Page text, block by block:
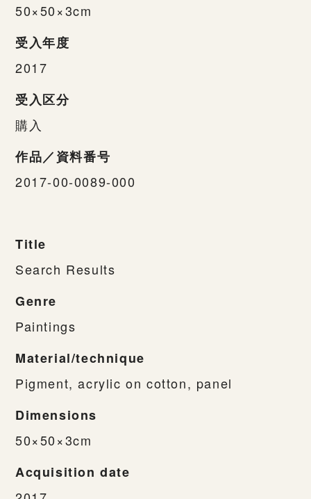
50×50×3cm
受入年度
2017
受入区分
購入
作品／資料番号
2017-00-0089-000
Title
Search Results
Genre
Paintings
Material/technique
Pigment, acrylic on cotton, panel
Dimensions
50×50×3cm
Acquisition date